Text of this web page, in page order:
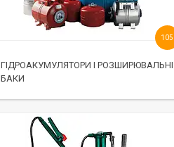
ГІДРОАКУМУЛЯТОРИ І РОЗШИРЮВАЛЬНІ
БАКИ
105